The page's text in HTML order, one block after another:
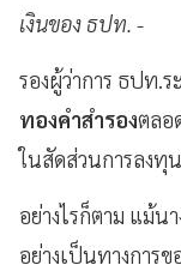
เงินของ ธปท. -
รองผู้ว่าการ ธปท.ร
ทองคำสำรองตลอ
ในสัดส่วนการลงทุ
อย่างไรก็ตาม แม้น
อย่างเป็นทางการ